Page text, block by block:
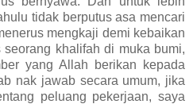
tidak berputus asa mencari
mengkaji demi kebaikan
khalifah di muka bumi,
yang Allah berikan kepada
nak jawab secara umum, jika
peluang pekerjaan, saya